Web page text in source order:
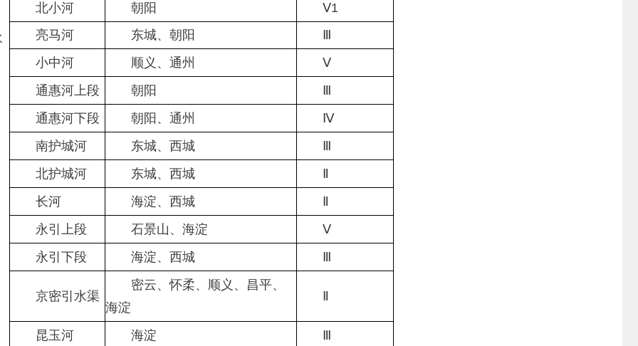
北小河
朝阳
Ⅴ1
亮马河
东城、朝阳
小中河
顺义、通州
Ⅴ
通惠河上段
朝阳
通惠河下段
朝阳、通州
Ⅳ
南护城河
东城、西城
北护城河
东城、西城
长河
海淀、西城
永引上段
石景山、海淀
Ⅴ
永引下段
海淀、西城
京密引水渠
密云、怀柔、顺义、昌平、
海淀
昆玉河 海淀